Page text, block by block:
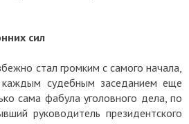
сил
стал громким с самого начала,
судебным заседанием еще
сама фабула уголовного дела, по
руководитель президентского